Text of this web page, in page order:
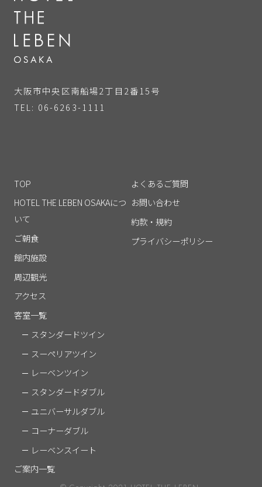
大阪市中央区南船場2丁目2番15号
TEL: 06-6263-1111
TOP
HOTEL THE LEBEN OSAKAにつ
いて
ご朝食
館内施設
周辺観光
アクセス
客室一覧
スタンダードツイン
スーペリアツイン
レーベンツイン
スタンダードダブル
ユニバーサルダブル
コーナーダブル
レーベンスイート
ご案内一覧
よくあるご質問
お問い合わせ
約款・規約
プライバシーポリシー